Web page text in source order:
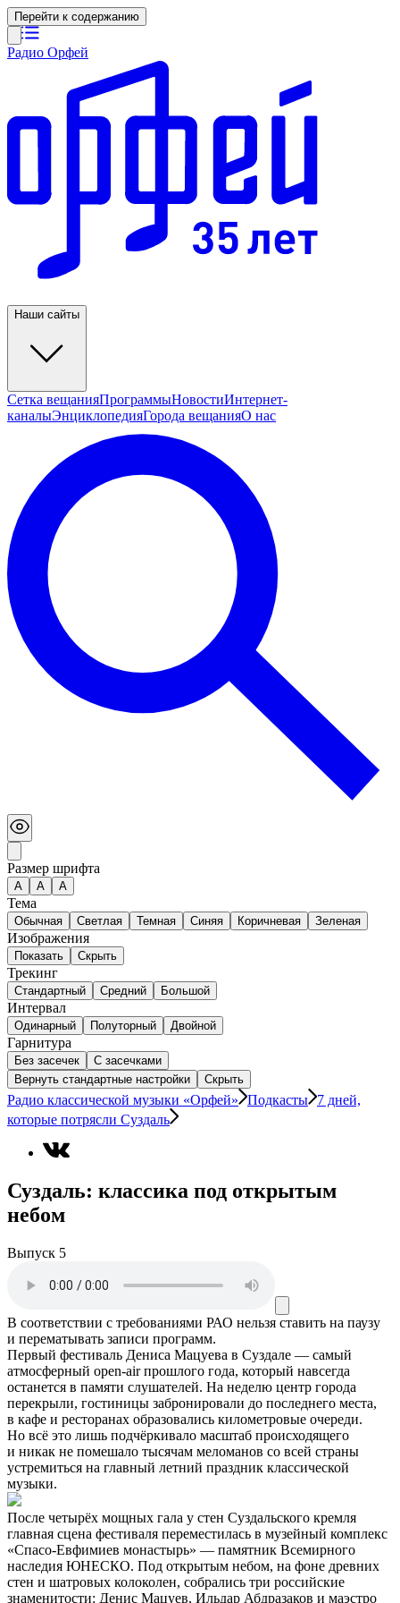
Перейти к содержанию
Радио Орфей
Наши сайты
Сетка вещанияПрограммыНовостиИнтернет-
каналыЭнциклопедияГорода вещанияО нас
Размер шрифта
А A A
Тема
Обычная Светлая Темная Синяя Коричневая Зеленая
Изображения
Показать Скрыть
Трекинг
Стандартный Средний Большой
Интервал
Одинарный Полуторный Двойной
Гарнитура
Без засечек
С засечками
Вернуть стандартные настройки
Скрыть
Радио классической музыки «Орфей» Подкасты
7 дней,
которые потрясли Суздаль
Суздаль: классика под открытым
небом
Выпуск 5
В соответствии с требованиями РАО нельзя ставить на паузу
и перематывать записи программ.
Первый фестиваль Дениса Мацуева в Суздале — самый
атмосферный open‑air прошлого года, который навсегда
останется в памяти слушателей. На неделю центр города
перекрыли, гостиницы забронировали до последнего места,
в кафе и ресторанах образовались километровые очереди.
Но всё это лишь подчёркивало масштаб происходящего
и никак не помешало тысячам меломанов со всей страны
устремиться на главный летний праздник классической
музыки.
После четырёх мощных гала у стен Суздальского кремля
главная сцена фестиваля переместилась в музейный комплекс
«Спасо‑Евфимиев монастырь» — памятник Всемирного
наследия ЮНЕСКО. Под открытым небом, на фоне древних
стен и шатровых колоколен, собрались три российские
знаменитости: Денис Мацуев, Ильдар Абдразаков и маэстро